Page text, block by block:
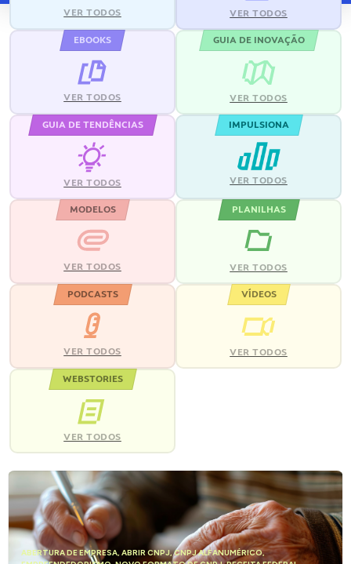
VER TODOS VER TODOS
EBOOKS
VER TODOS
GUIA DE INOVAÇÃO
VER TODOS
GUIA DE TENDÊNCIAS
VER TODOS
IMPULSIONA
VER TODOS
MODELOS
VER TODOS
PLANILHAS
VER TODOS
PODCASTS
VER TODOS
VÍDEOS
VER TODOS
WEBSTORIES
VER TODOS
ABERTURA DE EMPRESA, ABRIR CNPJ,CNPJ ALFANUMÉRICO,